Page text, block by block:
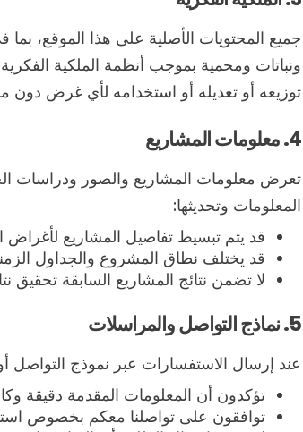
جميع المحتويات الأصلية على هذا الموقع،
ونباتات ومحمية بموجب أنظمة الملكية
توزيعه أو تعديله أو استخدامه لأي غرض
4. معلومات المشاريع
تعرض معلومات المشاريع والصور ودراسات
المعلومات وتحديثها:
قد يتم تبسيط تفاصيل المشاريع
قد يختلف نطاق المشروع والجداول
لا تضمن نتائج المشاريع السابقة تحقيق
5. نماذج التواصل والمراسلات
عند إرسال الاستفسارات عبر نموذج التواصل
تؤكدون أن المعلومات المقدمة دقيقة
توافقون على تواصلنا معكم بخصوص